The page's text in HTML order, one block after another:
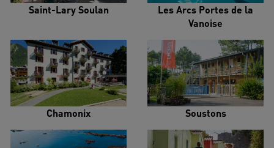
Saint-Lary Soulan
Les Arcs Portes de la
Vanoise
Chamonix Soustons